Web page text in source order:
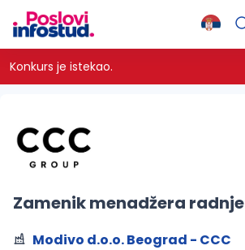
Konkurs je istekao.
Zamenik menadžera radnje
Modivo d.o.o. Beograd - CCC